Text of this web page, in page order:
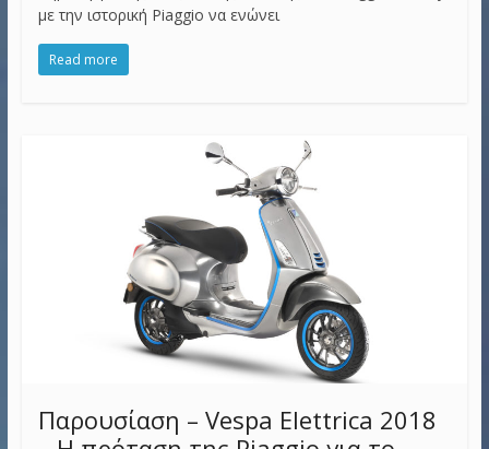
με την ιστορική Piaggio να ενώνει
Read more
Παρουσίαση – Vespa Elettrica 2018